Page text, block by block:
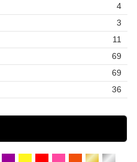
4
3
11
69
69
36